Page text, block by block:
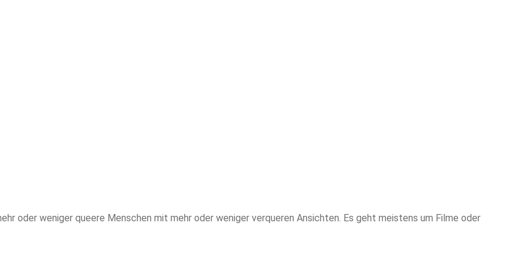
oder weniger queere Menschen mit mehr oder weniger verqueren Ansichten. Es geht meistens um Filme oder